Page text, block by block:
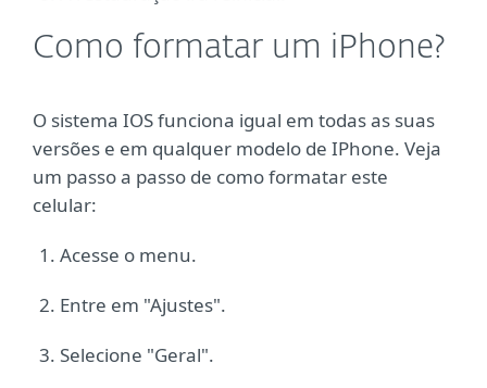
Como formatar um iPhone?
O sistema IOS funciona igual em todas as suas
versões e em qualquer modelo de IPhone. Veja
um passo a passo de como formatar este
celular:
Acesse o menu.
Entre em "Ajustes".
Selecione "Geral".